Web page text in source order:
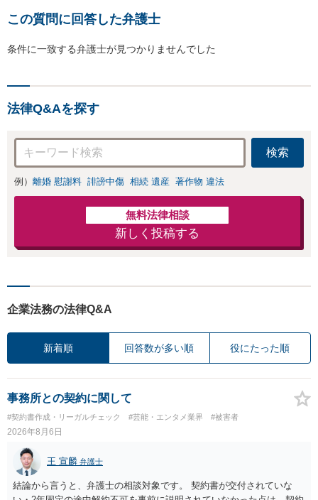
この質問に回答した弁護士
条件に一致する弁護士が見つかりませんでした
法律Q&Aを探す
検索
例） 離婚 慰謝料 誹謗中傷 相続 遺産 著作物 違法
無料法律相談
新しく投稿する
企業法務の法律Q&A
新着順 回答数が多い順 役にたった順
事務所との契約に関して
#契約書作成・リーガルチェック #芸能・エンタメ業界 #被害者
2026年8月6日
王 宣麟 弁護士
結論から言うと、弁護士の相談対象です。 契約書が交付されていな